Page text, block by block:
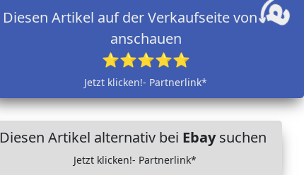
Diesen Artikel auf der Verkaufseite von
anschauen
⭐⭐⭐⭐⭐
Jetzt klicken!- Partnerlink*
Diesen Artikel alternativ bei Ebaysuchen
Jetzt klicken!- Partnerlink*